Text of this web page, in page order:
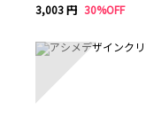
3,003 円 30%OFF